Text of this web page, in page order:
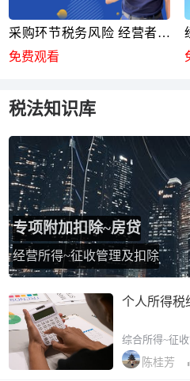
采购环节税务风险 经营者必
看
免费观看
税法知识库
专项附加扣除~房贷
经营所得~征收管理及扣除
个人所得税
综合所得~征
陈桂芳